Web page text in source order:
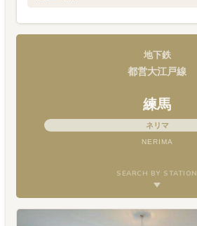
地下鉄
都営大江戸線
練馬
ネリマ
NERIMA
SEARCH BY STATION